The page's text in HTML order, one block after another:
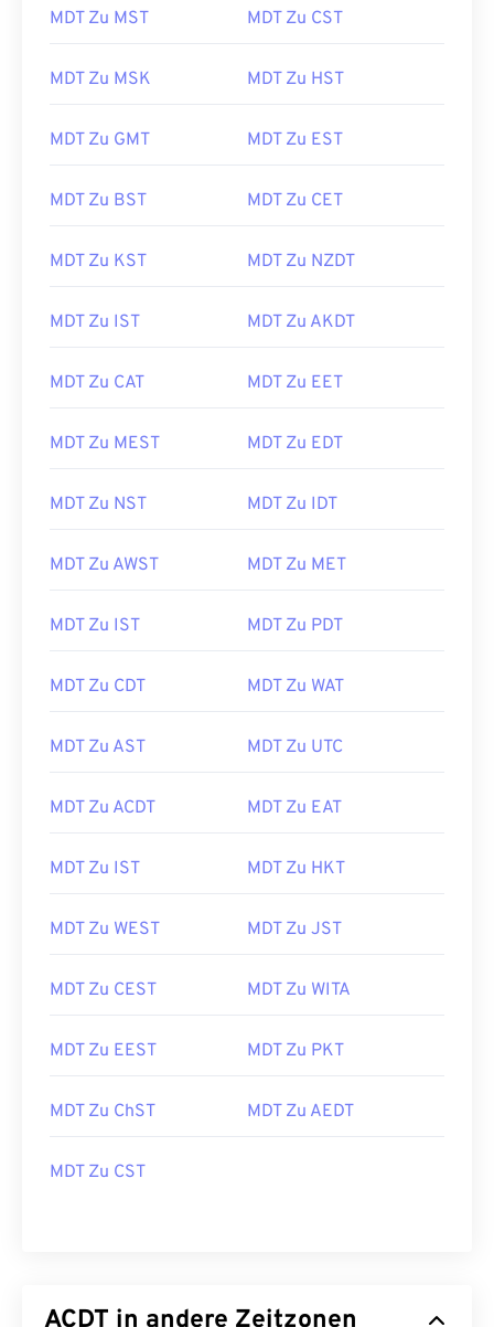
MDT Zu MST MDT Zu CST
MDT Zu MSK MDT Zu HST
MDT Zu GMT MDT Zu EST
MDT Zu BST MDT Zu CET
MDT Zu KST MDT Zu NZDT
MDT Zu IST MDT Zu AKDT
MDT Zu CAT MDT Zu EET
MDT Zu MEST MDT Zu EDT
MDT Zu NST MDT Zu IDT
MDT Zu AWST MDT Zu MET
MDT Zu IST MDT Zu PDT
MDT Zu CDT MDT Zu WAT
MDT Zu AST MDT Zu UTC
MDT Zu ACDT MDT Zu EAT
MDT Zu IST MDT Zu HKT
MDT Zu WEST MDT Zu JST
MDT Zu CEST MDT Zu WITA
MDT Zu EEST MDT Zu PKT
MDT Zu ChST MDT Zu AEDT
MDT Zu CST